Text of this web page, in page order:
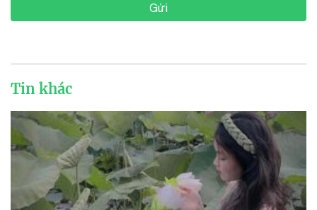
Gửi
Tin khác